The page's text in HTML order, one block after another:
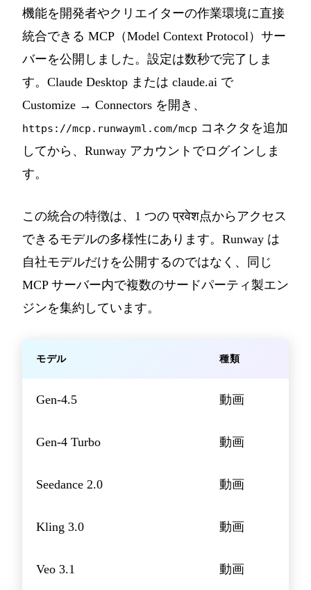
機能を開発者やクリエイターの作業環境に直接
統合できる MCP（Model Context Protocol）サー
バーを公開しました。設定は数秒で完了しま
す。Claude Desktop または claude.ai で
Customize → Connectors を開き、
https://mcp.runwayml.com/mcp コネクタを追加
してから、Runway アカウントでログインしま
す。
この統合の特徴は、1 つの प्रवेश点からアクセス
できるモデルの多様性にあります。Runway は
自社モデルだけを公開するのではなく、同じ
MCP サーバー内で複数のサードパーティ製エン
ジンを集約しています。
モデル 種類
Gen-4.5 動画
Gen-4 Turbo 動画
Seedance 2.0 動画
Kling 3.0 動画
Veo 3.1 動画